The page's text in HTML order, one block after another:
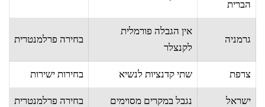
הברית
גרמניה
אין הגבלה פורמלית
לקנצלר
בחירה פרלמנטרית
צרפת שתי קדנציות לנשיא בחירות ישירות
ישראל נגבל במקרים מסוימים בחירה פרלמנטרית